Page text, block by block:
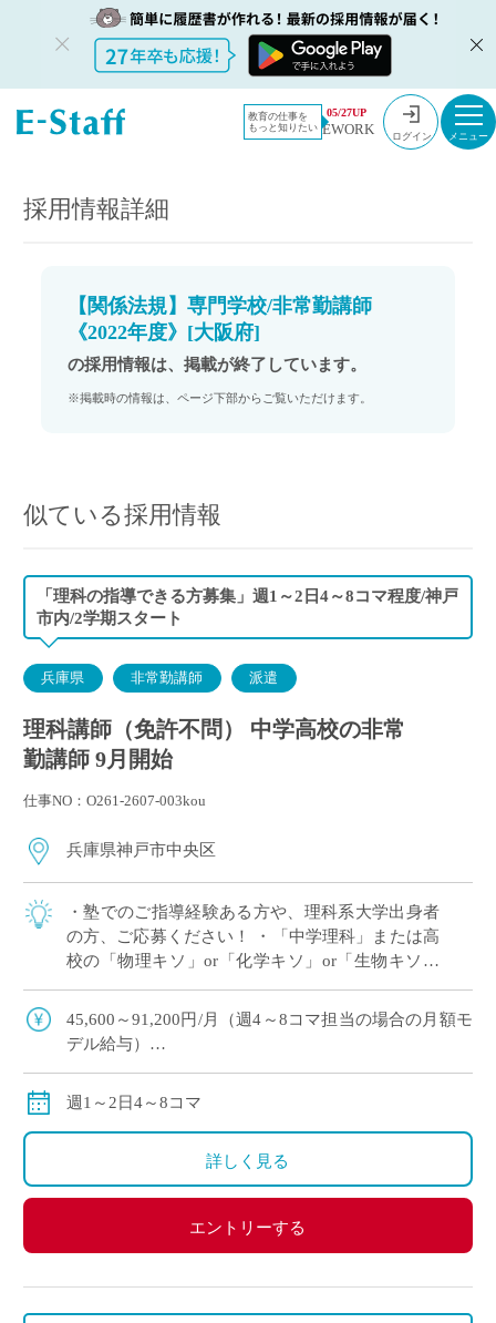
教育の仕事を
もっと知りたい
05/27UP
EWORK ログイン
教員採用情
報のイー・
採用情報
【関係法規】専門学校/非常勤講師《2022年度》[大阪府]
採用情報詳細
【関係法規】専門学校/非常勤講師
《2022年度》[大阪府]
の採用情報は、掲載が終了しています。
※掲載時の情報は、ページ下部からご覧いただけます。
似ている採用情報
「理科の指導できる方募集」週1～2日4～8コマ程度/神戸
市内/2学期スタート
兵庫県 非常勤講師 派遣
理科講師（免許不問） 中学高校の非常
勤講師 9月開始
仕事NO：O261-2607-003kou
兵庫県神戸市中央区
・塾でのご指導経験ある方や、理科系大学出身者
の方、ご応募ください！ ・「中学理科」または高
校の「物理キソ」or「化学キソ」or「生物キソ」
問（臨時免許・特別免許等 発行予定 […]
45,600～91,200円/月（週4～8コマ担当の場合の月額モ
デル給与）
※ご勤務スタート時期によって、初月の給与は日割計
週1～2日4～8コマ
詳しく見る
エントリーする